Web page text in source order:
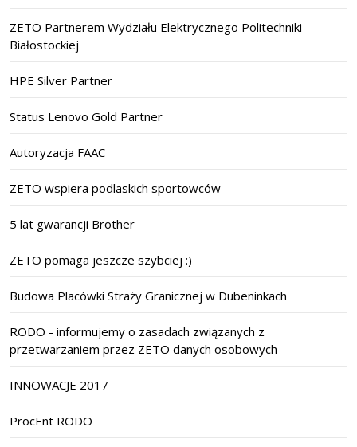
ZETO Partnerem Wydziału Elektrycznego Politechniki
Białostockiej
HPE Silver Partner
Status Lenovo Gold Partner
Autoryzacja FAAC
ZETO wspiera podlaskich sportowców
5 lat gwarancji Brother
ZETO pomaga jeszcze szybciej :)
Budowa Placówki Straży Granicznej w Dubeninkach
RODO - informujemy o zasadach związanych z
przetwarzaniem przez ZETO danych osobowych
INNOWACJE 2017
ProcEnt RODO